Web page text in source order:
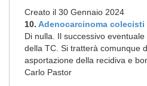
Creato il 30 Gennaio 2024
10. Adenocarcinoma colecisti
Di nulla. Il successivo
della TC. Si tratterà comunque
asportazione della recidiva e
Carlo Pastor